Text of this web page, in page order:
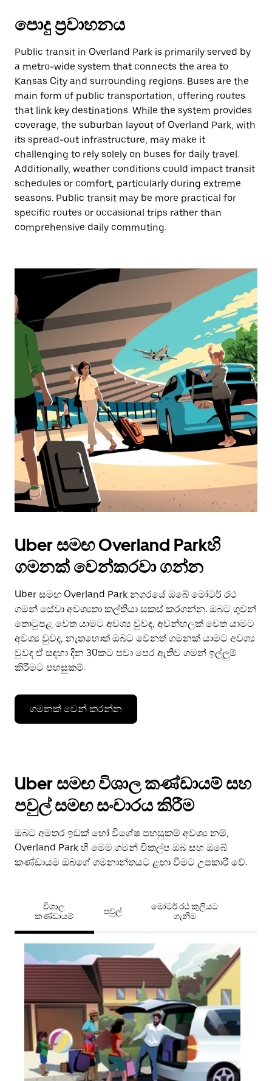
පොදු ප්‍රවාහනය
Public transit in Overland Park is primarily served by
a metro-wide system that connects the area to
Kansas City and surrounding regions. Buses are the
main form of public transportation, offering routes
that link key destinations. While the system provides
coverage, the suburban layout of Overland Park, with
its spread-out infrastructure, may make it
challenging to rely solely on buses for daily travel.
Additionally, weather conditions could impact transit
schedules or comfort, particularly during extreme
seasons. Public transit may be more practical for
specific routes or occasional trips rather than
comprehensive daily commuting.
Uber සමඟ Overland Parkහි
ගමනක් වෙන්කරවා ගන්න
Uber සමඟ Overland Park නගරයේ ඔබේ මෝටර් රථ
ගමන් සේවා අවශ්‍යතා කල්තියා සකස් කරගන්න. ඔබට ගුවන්
තොටුපළ වෙත යාමට අවශ්‍ය වුවද, අවන්හලක් වෙත යාමට
අවශ්‍ය වුවද, නැතහොත් ඔබට වෙනත් ගමනක් යාමට අවශ්‍ය
වුවද ඒ සඳහා දින 30කට පවා පෙර ඇතිව ගමන් ඉල්ලුම්
කිරීමට පහසුකම්.
ගමනක් වෙන් කරන්න
Uber සමඟ විශාල කණ්ඩායම් සහ
පවුල් සමඟ සංචාරය කිරීම
ඔබට අමතර ඉඩක් හෝ විශේෂ පහසුකම් අවශ්‍ය නම්,
Overland Park හි මෙම ගමන් විකල්ප ඔබ සහ ඔබේ
කණ්ඩායම ඔබගේ ගමනාන්තයට ළඟා වීමට උපකාරී වේ.
විශාල
කණ්ඩායම්
පවුල්
මෝටර් රථ කුලියට
ගැනීම